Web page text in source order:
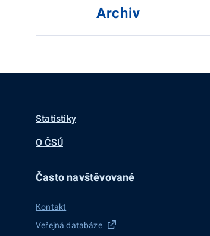
Archiv
Statistiky
O ČSÚ
Často navštěvované
Kontakt
Veřejná databáze